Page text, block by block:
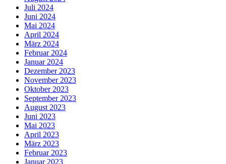
Juli 2024
Juni 2024
Mai 2024
April 2024
März 2024
Februar 2024
Januar 2024
Dezember 2023
November 2023
Oktober 2023
September 2023
August 2023
Juni 2023
Mai 2023
April 2023
März 2023
Februar 2023
Januar 2023